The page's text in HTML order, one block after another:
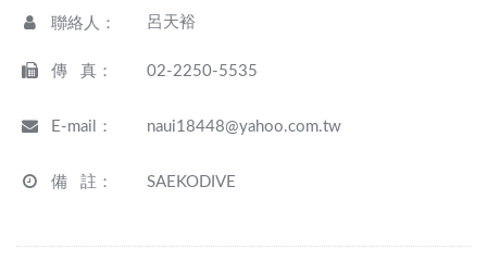
聯絡人 ： 呂天裕
傳 真： 02-2250-5535
E-mail ： naui18448@yahoo.com.tw
備 註 ： SAEKODIVE